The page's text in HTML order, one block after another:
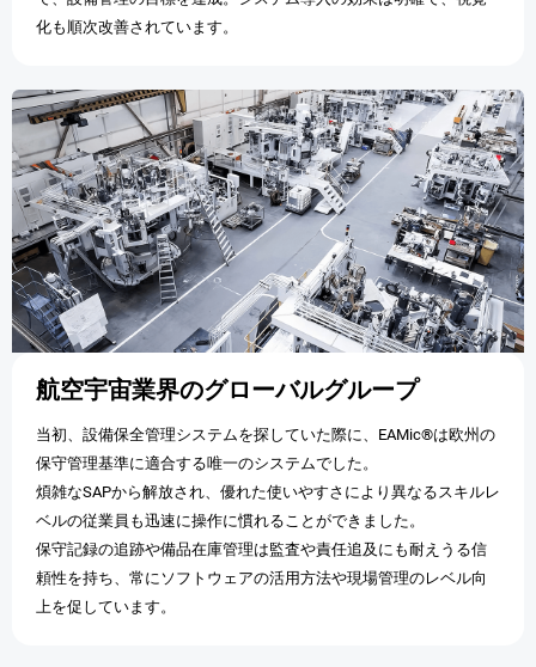
化も順次改善されています。
航空宇宙業界のグローバルグループ
当初、設備保全管理システムを探していた際に、EAMic®は欧州の
保守管理基準に適合する唯一のシステムでした。
煩雑なSAPから解放され、優れた使いやすさにより異なるスキルレ
ベルの従業員も迅速に操作に慣れることができました。
保守記録の追跡や備品在庫管理は監査や責任追及にも耐えうる信
頼性を持ち、常にソフトウェアの活用方法や現場管理のレベル向
上を促しています。